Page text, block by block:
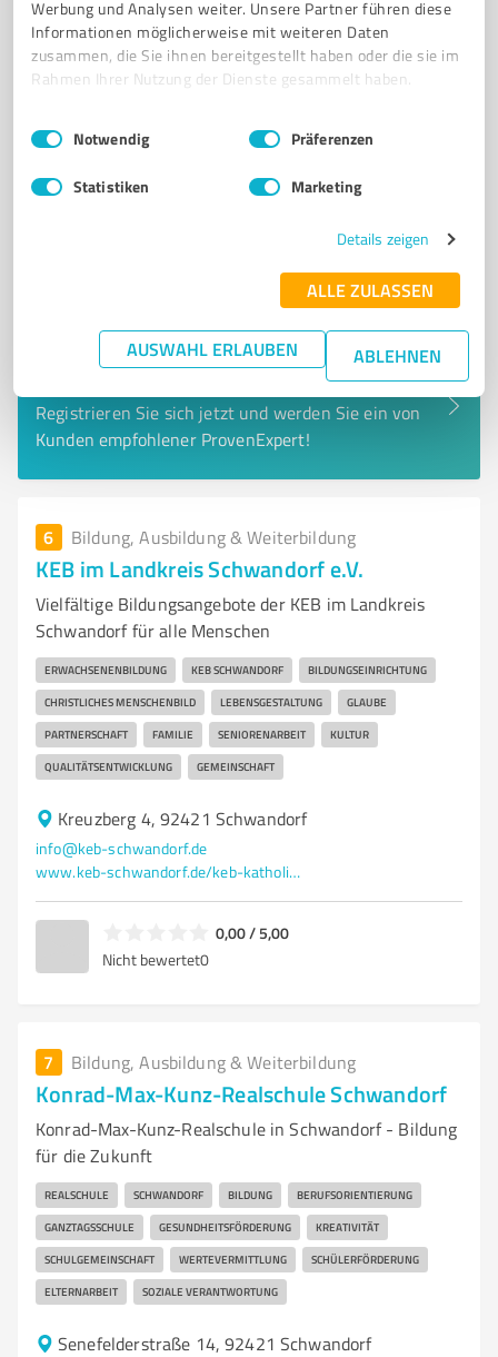
Werbung und Analysen weiter. Unsere Partner führen diese
Informationen möglicherweise mit weiteren Daten
zusammen, die Sie ihnen bereitgestellt haben oder die sie im
Rahmen Ihrer Nutzung der Dienste gesammelt haben.
Impressum Datenschutzbestimmungen
Einwilligungsauswahl
Notwendig Präferenzen
Statistiken Marketing
Details zeigen
ALLE ZULASSEN
AUSWAHL ERLAUBEN ABLEHNEN
info@cashflow.ag www.cashflow.ag/
0,00 / 5,00
Sie möchten auch hier gelistet werden?
Registrieren Sie sich jetzt und werden Sie ein von
Kunden empfohlener ProvenExpert!
6 Bildung, Ausbildung & Weiterbildung
KEB im Landkreis Schwandorf e.V.
Vielfältige Bildungsangebote der KEB im Landkreis
Schwandorf für alle Menschen
ERWACHSENENBILDUNG KEB SCHWANDORF BILDUNGSEINRICHTUNG
CHRISTLICHES MENSCHENBILD LEBENSGESTALTUNG GLAUBE
PARTNERSCHAFT FAMILIE SENIORENARBEIT KULTUR
QUALITÄTSENTWICKLUNG GEMEINSCHAFT
Kreuzberg 4, 92421 Schwandorf
info@keb-schwandorf.de
www.keb-schwandorf.de/keb-katholische-erwachsenenbildung/
0,00 / 5,00
Nicht bewertet0
7 Bildung, Ausbildung & Weiterbildung
Konrad-Max-Kunz-Realschule Schwandorf
Konrad-Max-Kunz-Realschule in Schwandorf - Bildung
für die Zukunft
REALSCHULE SCHWANDORF BILDUNG BERUFSORIENTIERUNG
GANZTAGSSCHULE GESUNDHEITSFÖRDERUNG KREATIVITÄT
SCHULGEMEINSCHAFT WERTEVERMITTLUNG SCHÜLERFÖRDERUNG
ELTERNARBEIT SOZIALE VERANTWORTUNG
Senefelderstraße 14, 92421 Schwandorf